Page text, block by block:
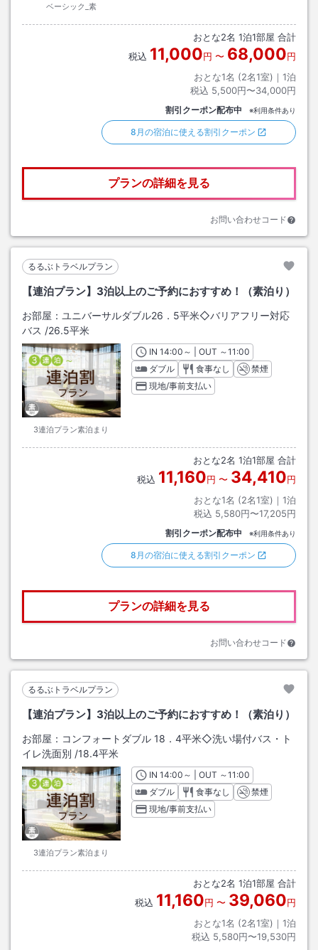
ベーシック_素
おとな2名 1泊1部屋 合計
税込 11,000円 〜 68,000円
おとな1名 (2名1室)｜ 1泊
税込 5,500円〜34,000円
割引クーポン配布中 ※利用条件あり
8月の宿泊に使える割引クーポン
プランの詳細を見る
お問い合わせコード
るるぶトラベルプラン
【連泊プラン】3泊以上のご予約におすすめ！（素泊り）
お部屋： ユニバーサルダブル26．5平米◇バリアフリー対応
バス /26.5平米
3連泊プラン素泊まり
INチェックイン
14:00 ～ | OUT チェックアウト
～11:00
ダブル
食事なし
禁煙
現地/事前支払い
おとな2名 1泊1部屋 合計
税込 11,160円 〜 34,410円
おとな1名 (2名1室)｜ 1泊
税込 5,580円〜17,205円
割引クーポン配布中 ※利用条件あり
8月の宿泊に使える割引クーポン
プランの詳細を見る
お問い合わせコード
るるぶトラベルプラン
【連泊プラン】3泊以上のご予約におすすめ！（素泊り）
お部屋： コンフォートダブル 18．4平米◇洗い場付バス・ト
イレ洗面別 /18.4平米
3連泊プラン素泊まり
INチェックイン
14:00 ～ | OUT チェックアウト
～11:00
ダブル
食事なし
禁煙
現地/事前支払い
おとな2名 1泊1部屋 合計
税込 11,160円 〜 39,060円
おとな1名 (2名1室)｜ 1泊
税込 5,580円〜19,530円